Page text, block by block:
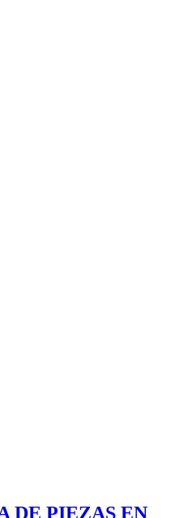
DE PIEZAS EN